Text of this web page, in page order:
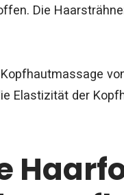
Die
Elastizität der